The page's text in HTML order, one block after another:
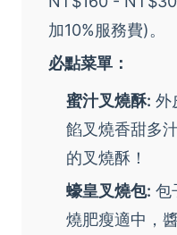
加10%服務費)。
必點菜單：
蜜汁叉燒酥: 外
餡叉燒香甜多
的叉燒酥！
蠔皇叉燒包: 包
燒肥瘦適中，